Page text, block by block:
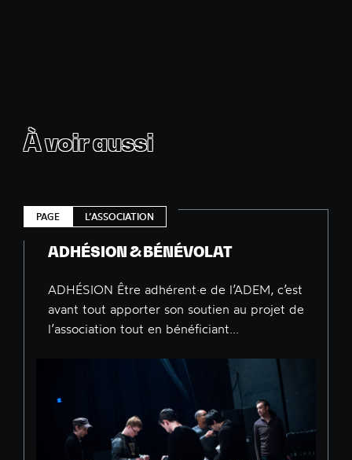
À voir aussi
PAGE L’ASSOCIATION
ADHÉSION & BÉNÉVOLAT
ADHÉSION Être adhérent·e de l’ADEM, c’est
avant tout apporter son soutien au projet de
l’association tout en bénéficiant...